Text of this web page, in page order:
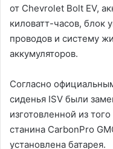
от Chevrolet Bolt EV,
киловатт-часов, блок
проводов и систему
аккумуляторов.
Согласно
сиденья ISV были
изготовленной из
станина CarbonPro
установлена батарея.